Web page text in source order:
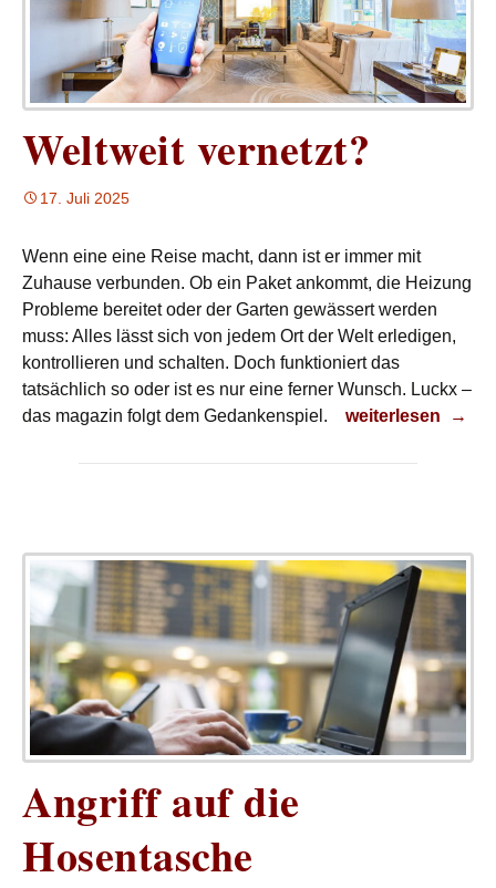
Weltweit vernetzt?
17. Juli 2025
Wenn eine eine Reise macht, dann ist er immer mit
Zuhause verbunden. Ob ein Paket ankommt, die Heizung
Probleme bereitet oder der Garten gewässert werden
muss: Alles lässt sich von jedem Ort der Welt erledigen,
kontrollieren und schalten. Doch funktioniert das
tatsächlich so oder ist es nur eine ferner Wunsch. Luckx –
das magazin folgt dem Gedankenspiel.
Weltweit vernetzt?
weiterlesen →
Angriff auf die
Hosentasche